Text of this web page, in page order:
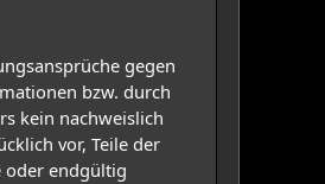
gegen
bzw. durch
kein nachweislich
vor, Teile der
oder endgültig